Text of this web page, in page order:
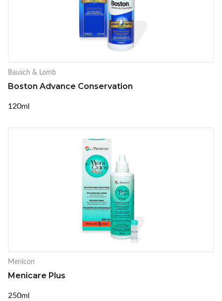
Bausch & Lomb
Boston Advance Conservation
120ml
Menicon
Menicare Plus
250ml